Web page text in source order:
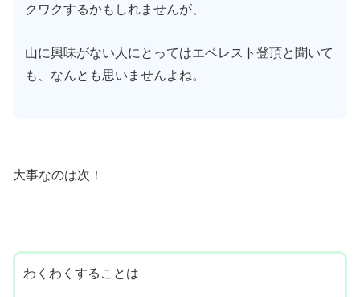
クワクするかもしれませんが、
山に興味がない人にとってはエベレスト登頂と聞いて
も、なんとも思いませんよね。
大事なのは次！
わくわくすることは